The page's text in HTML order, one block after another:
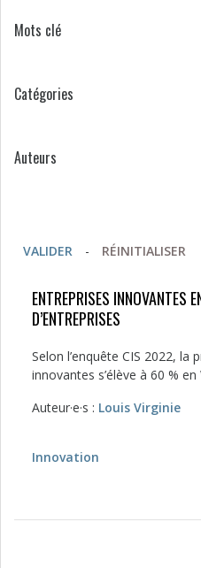
Mots clé
Catégories
Auteurs
VALIDER - RÉINITIALISER
ENTREPRISES INNOVANTES
D’ENTREPRISES
Selon l’enquête CIS 2022, la
innovantes s’élève à 60 % en
Auteur·e·s : Louis Virginie
Innovation